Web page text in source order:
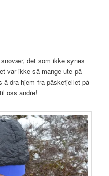
det som ikke synes
var ikke så mange ute på
dra hjem fra påskefjellet på
oss andre!